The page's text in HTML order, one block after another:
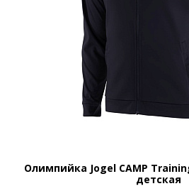
Олимпийка Jogel CAMP
детская